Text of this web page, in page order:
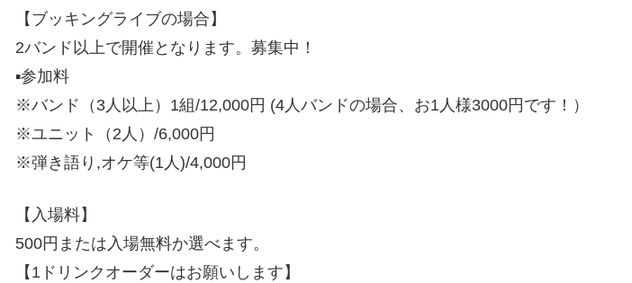
【ブッキングライブの場合】
2バンド以上で開催となります。募集中！
▪️参加料
※バンド（3人以上）1組/12,000円 (4人バンドの場合、お1人様3000円です！）
※ユニット（2人）/6,000円
※弾き語り,オケ等(1人)/4,000円
【入場料】
500円または入場無料か選べます。
【1ドリンクオーダーはお願いします】